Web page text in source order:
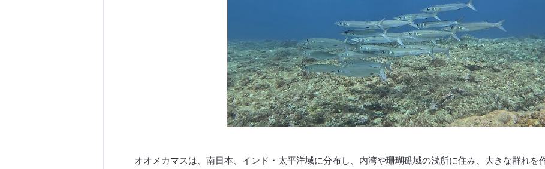
オオメカマスは、南日本、インド・太平洋域に分布し、内湾や珊瑚礁域の浅所に住み、大きな群れを